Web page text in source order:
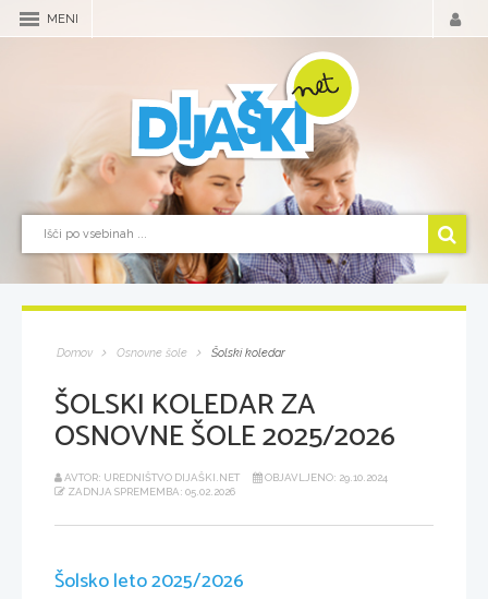
MENI
Domov Osnovne šole Šolski koledar
ŠOLSKI KOLEDAR ZA
OSNOVNE ŠOLE 2025/2026
AVTOR: UREDNIŠTVO DIJAŠKI.NET
OBJAVLJENO: 29.10.2024
ZADNJA SPREMEMBA: 05.02.2026
Šolsko leto 2025/2026